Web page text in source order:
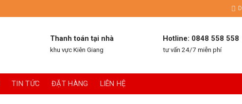
Thanh toán tại nhà
khu vực Kiên Giang
Hotline: 0848 558 558
tư vấn 24/7 miễn phí
TIN TỨC ĐẶT HÀNG LIÊN HỆ